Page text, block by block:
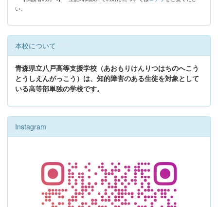
い。
本校について
青森県立八戸高等支援学校（あおもりけんりつはちのへこう
とうしえんがっこう）は、知的障害のある生徒を対象として
いる高等部単独の学校です。
Instagram